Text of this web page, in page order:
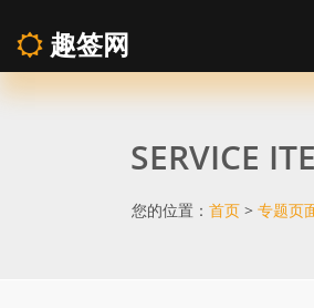
价
趣签网
SERVICE
您的位置： 首页 > 专题页